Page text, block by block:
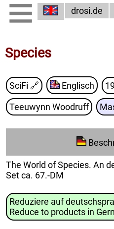
drosi.de
Species
SciFi 🔗 Englisch
Teeuwynn Woodruff
The World of Species. An
Set ca. 67.-DM
Reduziere auf
Reduce to products in